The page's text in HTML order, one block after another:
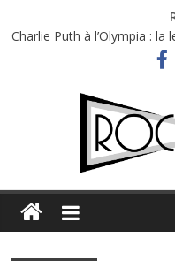
Première édition du
Charlie Puth à l’Olympia :
Festival Triptyque : un
Hellfest 2026 vendredi :
Hellfest 2026 jeudi :